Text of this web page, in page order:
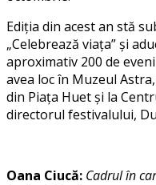
Ediţia din acest an stă
„Celebrează viaţa” şi
aproximativ 200 de
avea loc în Muzeul
din Piaţa Huet şi la
directorul festivalului,
Oana Ciucă: Cadrul în